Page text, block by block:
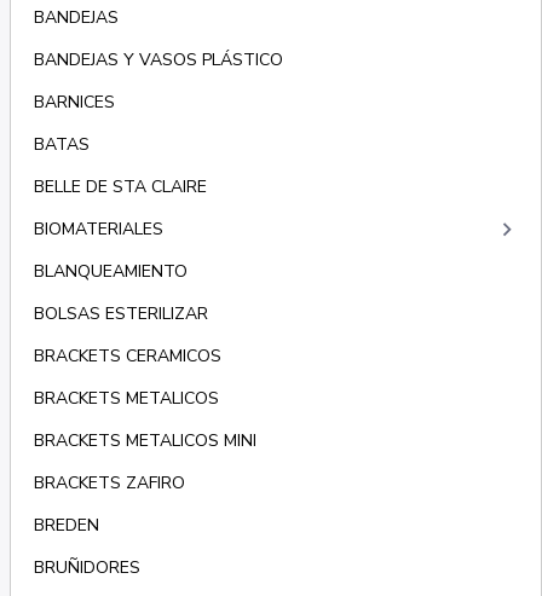
BANDEJAS
BANDEJAS Y VASOS PLÁSTICO
BARNICES
BATAS
BELLE DE STA CLAIRE
BIOMATERIALES
keyboard_arrow_right
BLANQUEAMIENTO
BOLSAS ESTERILIZAR
BRACKETS CERAMICOS
BRACKETS METALICOS
BRACKETS METALICOS MINI
BRACKETS ZAFIRO
BREDEN
BRUÑIDORES